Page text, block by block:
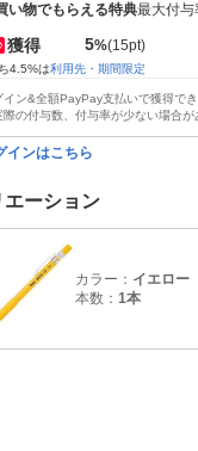
い物でもらえる特典最大付与
獲得 5%(15pt)
4.5%は利用先・期間限定
イン&全額PayPay支払いで獲得で
際の付与数、付与率が少ない場合
インはこちら
エーション
カラー： イエロー
本数： 1本